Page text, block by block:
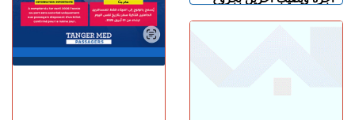
السبت 08 غشت | 11:34
الجمعة 07 غشت | 23:01